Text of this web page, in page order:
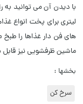
های فن دار غذاها را
ماشین ظرفشویی نیز
بخشها :
سرخ کن